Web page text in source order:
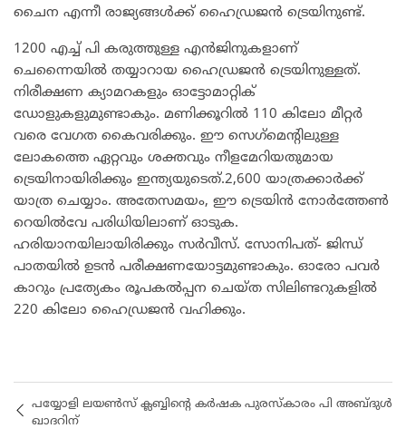
ചൈന എന്നീ രാജ്യങ്ങൾക്ക് ഹൈഡ്രജൻ ട്രെയിനുണ്ട്.
1200 എച്ച് പി കരുത്തുള്ള എൻജിനുകളാണ്
ചെന്നൈയിൽ തയ്യാറായ ഹൈഡ്രജൻ ട്രെയിനുള്ളത്.
നിരീക്ഷണ ക്യാമറകളും ഓട്ടോമാറ്റിക്
ഡോളുകളുമുണ്ടാകും. മണിക്കൂറില്‍ 110 കിലോ മീറ്റര്‍
വരെ വേഗത കൈവരിക്കും. ഈ സെഗ്‌മെൻ്റിലുള്ള
ലോകത്തെ ഏറ്റവും ശക്തവും നീളമേറിയതുമായ
ട്രെയിനായിരിക്കും ഇന്ത്യയുടെത്.2,600 യാത്രക്കാർക്ക്
യാത്ര ചെയ്യാം. അതേസമയം, ഈ ട്രെയിൻ നോര്‍ത്തേണ്‍
റെയില്‍വേ പരിധിയിലാണ് ഓടുക.
ഹരിയാനയിലായിരിക്കും സർവീസ്. സോനിപത്- ജിന്ധ്
പാതയില്‍ ഉടൻ പരീക്ഷണയോട്ടമുണ്ടാകും. ഓരോ പവര്‍
കാറും പ്രത്യേകം രൂപകല്‍പ്പന ചെയ്ത സിലിണ്ടറുകളില്‍
220 കിലോ ഹൈഡ്രജന്‍ വഹിക്കും.
പയ്യോളി ലയൺസ് ക്ലബ്ബിന്റെ കർഷക പുരസ്കാരം പി അബ്ദുൾ
ഖാദറിന്